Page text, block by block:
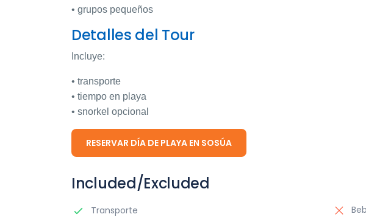
• grupos pequeños
Detalles del Tour
Incluye:
• transporte
• tiempo en playa
• snorkel opcional
RESERVAR DÍA DE PLAYA EN SOSÚA
Included/Excluded
Transporte